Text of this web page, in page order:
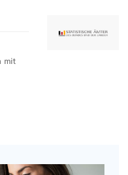
mit